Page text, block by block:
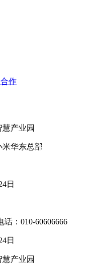
作
产业园
米华东总部
日
：010-60606666
日
产业园